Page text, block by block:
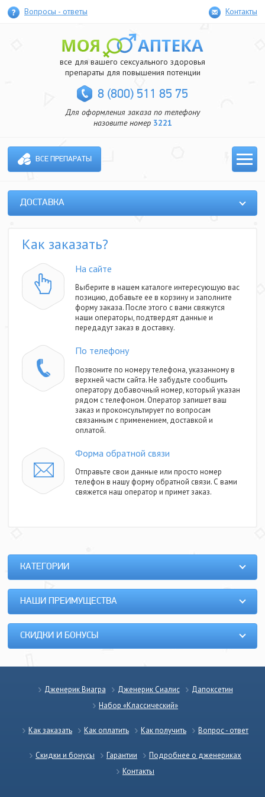
Вопросы - ответы Контакты
все для вашего сексуального здоровья
препараты для повышения потенции
8 (800) 511 85 75
Для оформления заказа по телефону
назовите номер 3221
ВСЕ ПРЕПАРАТЫ
ДОСТАВКА
Как заказать?
На сайте
Выберите в нашем каталоге интересующую вас
позицию, добавьте ее в корзину и заполните
форму заказа. После этого с вами свяжутся
наши операторы, подтвердят данные и
передадут заказ в доставку.
По телефону
Позвоните по номеру телефона, указанному в
верхней части сайта. Не забудьте сообщить
оператору добавочный номер, который указан
рядом с телефоном. Оператор запишет ваш
заказ и проконсультирует по вопросам
связанным с применением, доставкой и
оплатой.
Форма обратной связи
Отправьте свои данные или просто номер
телефон в нашу форму обратной связи. С вами
свяжется наш оператор и примет заказ.
КАТЕГОРИИ
НАШИ ПРЕИМУЩЕСТВА
СКИДКИ И БОНУСЫ
Дженерик Виагра Дженерик Сиалис
Дапоксетин
Набор «Классический»
Как заказать Как оплатить Как получить Вопрос - ответ
Скидки и бонусы Гарантии
Подробнее о дженериках
Контакты